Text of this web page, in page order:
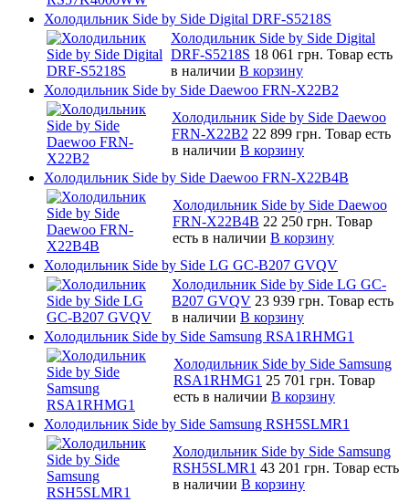
Холодильник Side by Side Digital DRF-S5218S
Холодильник Side by Side Digital
DRF-S5218S 18 061 грн. Товар есть
в наличии В корзину
Холодильник Side by Side Daewoo FRN-X22B2
Холодильник Side by Side Daewoo
FRN-X22B2 22 899 грн. Товар есть
в наличии В корзину
Холодильник Side by Side Daewoo FRN-X22B4B
Холодильник Side by Side Daewoo
FRN-X22B4B 22 250 грн. Товар
есть в наличии В корзину
Холодильник Side by Side LG GC-B207 GVQV
Холодильник Side by Side LG GC-
B207 GVQV 23 939 грн. Товар есть
в наличии В корзину
Холодильник Side by Side Samsung RSA1RHMG1
Холодильник Side by Side Samsung
RSA1RHMG1 25 701 грн. Товар
есть в наличии В корзину
Холодильник Side by Side Samsung RSH5SLMR1
Холодильник Side by Side Samsung
RSH5SLMR1 43 201 грн. Товар есть
в наличии В корзину